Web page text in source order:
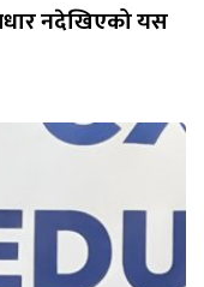
आधार नदेखिएको यस